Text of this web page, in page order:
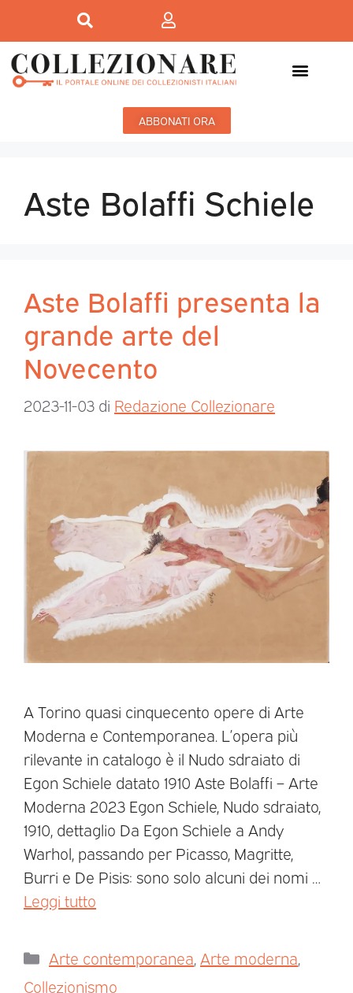
ABBONATI ORA
Aste Bolaffi Schiele
Aste Bolaffi presenta la
grande arte del
Novecento
2023-11-03 di Redazione Collezionare
A Torino quasi cinquecento opere di Arte
Moderna e Contemporanea. L’opera più
rilevante in catalogo è il Nudo sdraiato di
Egon Schiele datato 1910 Aste Bolaffi – Arte
Moderna 2023 Egon Schiele, Nudo sdraiato,
1910, dettaglio Da Egon Schiele a Andy
Warhol, passando per Picasso, Magritte,
Burri e De Pisis: sono solo alcuni dei nomi …
Leggi tutto
Arte contemporanea Arte moderna
Collezionismo